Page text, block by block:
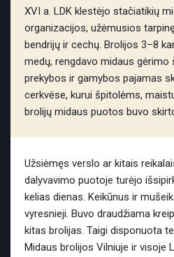
XVI a. LDK klestėjo stačiatikių
organizacijos, užėmusios
bendrijų ir cechų. Brolijos 3–8
medų, rengdavo midaus gėrimo
prekybos ir gamybos pajamas
cerkvėse, kurui špitolėms,
brolijų midaus puotos buvo
Užsiėmęs verslo ar kitais
dalyvavimo puotoje turėjo
kelias dienas. Keikūnus ir
vyresnieji. Buvo draudžiama
kitas brolijas. Taigi disponuota
Midaus brolijos Vilniuje ir visoje